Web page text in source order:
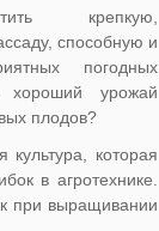
крепкую,
способную и
погодных
хороший урожай
плодов?
которая
в агротехнике.
при выращивании